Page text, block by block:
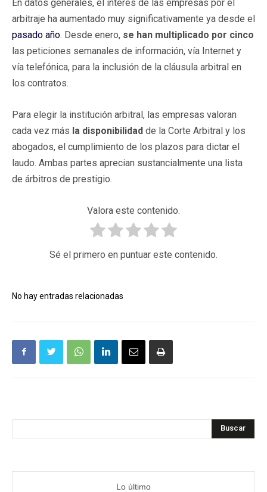
En datos generales, el interés de las empresas por el
arbitraje ha aumentado muy significativamente ya desde el
pasado año. Desde enero, se han multiplicado por cinco
las peticiones semanales de información, vía Internet y
vía telefónica, para la inclusión de la cláusula arbitral en
los contratos.
Para elegir la institución arbitral, las empresas valoran
cada vez más la disponibilidad de la Corte Arbitral y los
abogados, el cumplimiento de los plazos para dictar el
laudo. Ambas partes aprecian sustancialmente una lista
de árbitros de prestigio.
Valora este contenido.
Sé el primero en puntuar este contenido.
No hay entradas relacionadas
Buscar
Lo último